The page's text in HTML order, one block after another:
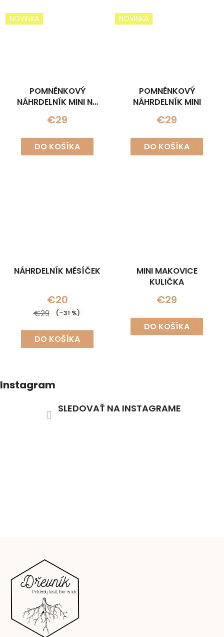
NOVINKA
POMNĚNKOVÝ
NÁHRDELNÍK MINI NA
LŮŽKU
€29
DO KOŠÍKA
NOVINKA
POMNĚNKOVÝ
NÁHRDELNÍK MINI
€29
DO KOŠÍKA
NÁHRDELNÍK MĚSÍČEK
€20
€29 (–31 %)
DO KOŠÍKA
MINI MAKOVICE
KULIČKA
€29
DO KOŠÍKA
Instagram
SLEDOVAŤ NA INSTAGRAME